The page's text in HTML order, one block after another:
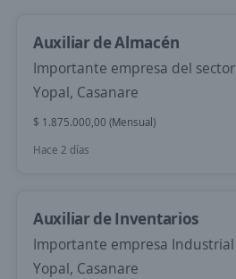
Auxiliar de Almacén
Importante empresa del sector
Yopal, Casanare
$ 1.875.000,00 (Mensual)
Hace 2 días
Auxiliar de Inventarios
Importante empresa Industrial
Yopal, Casanare